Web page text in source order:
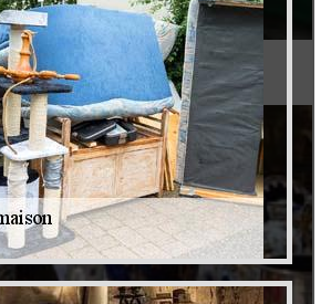
de grenier et cave 79